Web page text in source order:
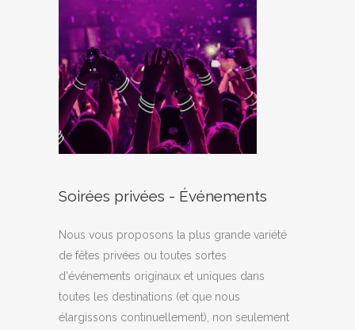
Soirées privées - Événements
Nous vous proposons la plus grande variété
de fêtes privées ou toutes sortes
d'événements originaux et uniques dans
toutes les destinations (et que nous
élargissons continuellement), non seulement